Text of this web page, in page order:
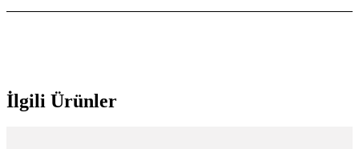
İlgili Ürünler